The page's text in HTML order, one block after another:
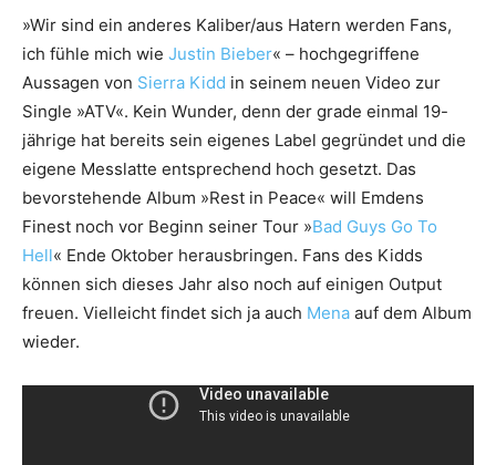
»Wir sind ein anderes Kaliber/aus Hatern werden Fans,
ich fühle mich wie Justin Bieber« – hochgegriffene
Aussagen von Sierra Kidd in seinem neuen Video zur
Single »ATV«. Kein Wunder, denn der grade einmal 19-
jährige hat bereits sein eigenes Label gegründet und die
eigene Messlatte entsprechend hoch gesetzt. Das
bevorstehende Album »Rest in Peace« will Emdens
Finest noch vor Beginn seiner Tour »Bad Guys Go To
Hell« Ende Oktober herausbringen. Fans des Kidds
können sich dieses Jahr also noch auf einigen Output
freuen. Vielleicht findet sich ja auch Mena auf dem Album
wieder.